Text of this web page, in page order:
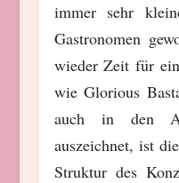
immer sehr
Gastronomen
wieder Zeit für
wie Glorious
auch in den
auszeichnet, ist
Struktur des